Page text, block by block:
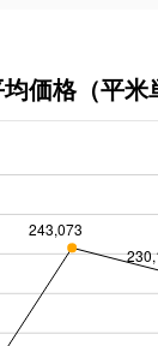
価格（平
243,073